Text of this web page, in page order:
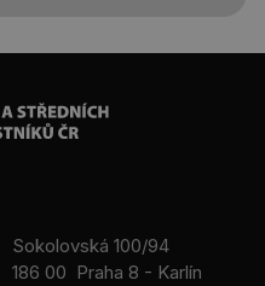
Sokolovská 100/94
186 00 Praha 8 - Karlín